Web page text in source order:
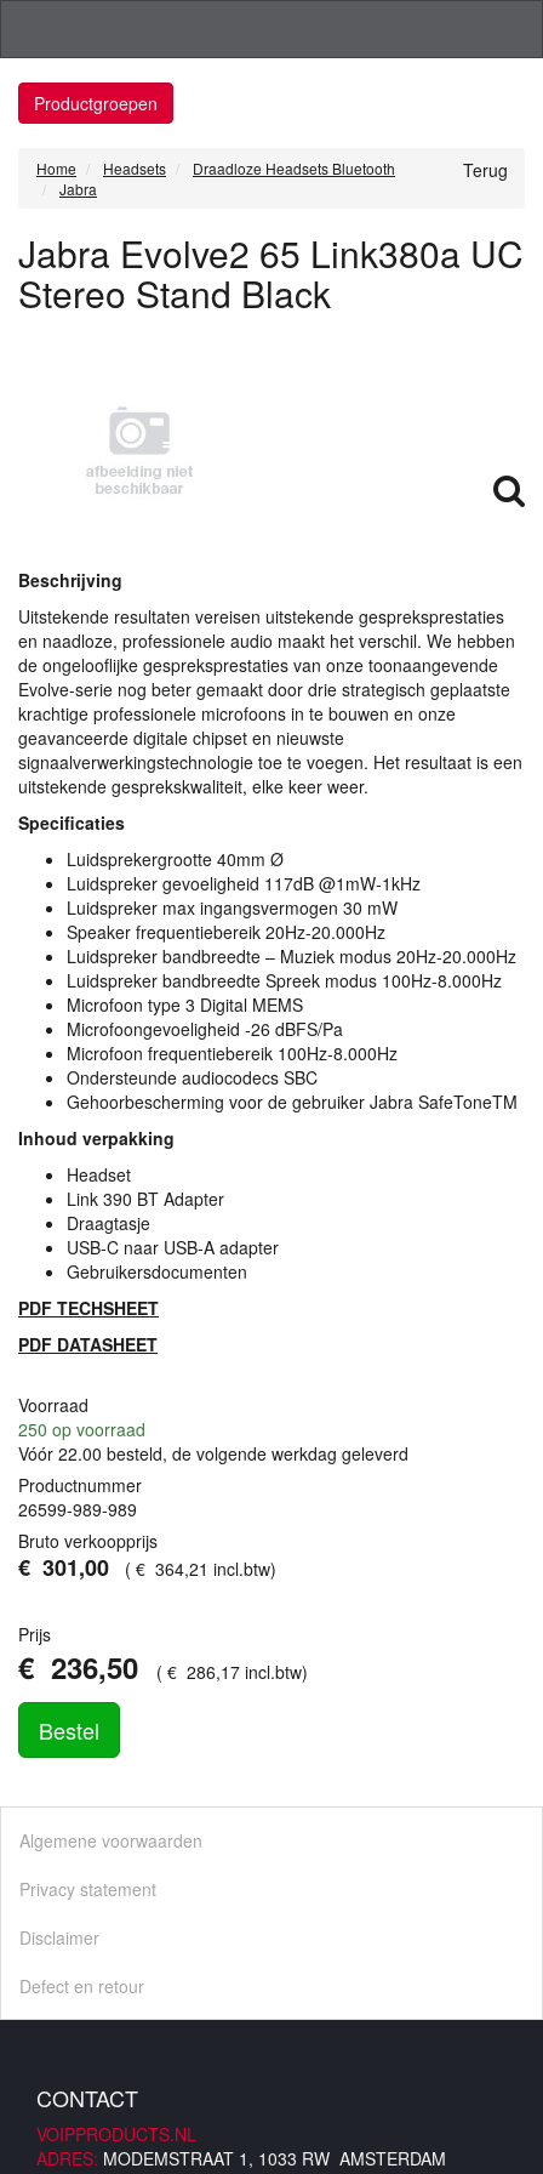
Productgroepen
Terug
Home Headsets
Draadloze Headsets Bluetooth
Jabra
Jabra Evolve2 65 Link380a UC
Stereo Stand Black
Beschrijving
Uitstekende resultaten vereisen uitstekende gespreksprestaties
en naadloze, professionele audio maakt het verschil. We hebben
de ongelooflijke gespreksprestaties van onze toonaangevende
Evolve-serie nog beter gemaakt door drie strategisch geplaatste
krachtige professionele microfoons in te bouwen en onze
geavanceerde digitale chipset en nieuwste
signaalverwerkingstechnologie toe te voegen. Het resultaat is een
uitstekende gesprekskwaliteit, elke keer weer.
Specificaties
Luidsprekergrootte 40mm Ø
Luidspreker gevoeligheid 117dB @1mW-1kHz
Luidspreker max ingangsvermogen 30 mW
Speaker frequentiebereik 20Hz-20.000Hz
Luidspreker bandbreedte – Muziek modus 20Hz-20.000Hz
Luidspreker bandbreedte Spreek modus 100Hz-8.000Hz
Microfoon type 3 Digital MEMS
Microfoongevoeligheid -26 dBFS/Pa
Microfoon frequentiebereik 100Hz-8.000Hz
Ondersteunde audiocodecs SBC
Gehoorbescherming voor de gebruiker Jabra SafeToneTM
Inhoud verpakking
Headset
Link 390 BT Adapter
Draagtasje
USB-C naar USB-A adapter
Gebruikersdocumenten
PDF TECHSHEET
PDF DATASHEET
Voorraad
250 op voorraad
Vóór 22.00 besteld, de volgende werkdag geleverd
Productnummer
26599-989-989
Bruto verkoopprijs
€ 301,00 ( € 364,21 incl.btw)
Prijs
€ 236,50 ( € 286,17 incl.btw)
Bestel
Algemene voorwaarden
Privacy statement
Disclaimer
Defect en retour
CONTACT
VOIPPRODUCTS.NL
ADRES: MODEMSTRAAT 1, 1033 RW AMSTERDAM